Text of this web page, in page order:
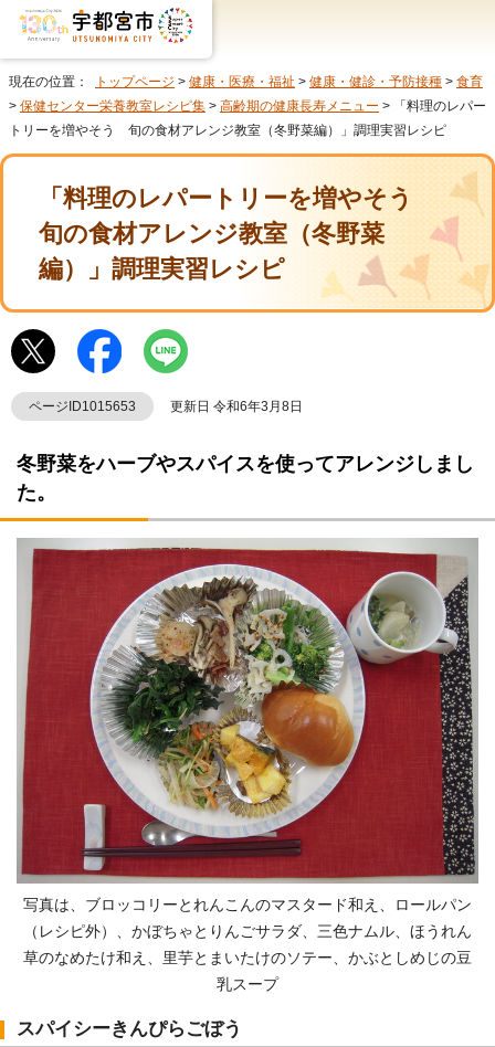
現在の位置： トップページ > 健康・医療・福祉 > 健康・健診・予防接種 > 食育
> 保健センター栄養教室レシピ集 > 高齢期の健康長寿メニュー > 「料理のレパー
トリーを増やそう 旬の食材アレンジ教室（冬野菜編）」調理実習レシピ
「料理のレパートリーを増やそう
旬の食材アレンジ教室（冬野菜
編）」調理実習レシピ
ページID1015653 更新日 令和6年3月8日
冬野菜をハーブやスパイスを使ってアレンジしまし
た。
写真は、ブロッコリーとれんこんのマスタード和え、ロールパン
（レシピ外）、かぼちゃとりんごサラダ、三色ナムル、ほうれん
草のなめたけ和え、里芋とまいたけのソテー、かぶとしめじの豆
乳スープ
スパイシーきんぴらごぼう